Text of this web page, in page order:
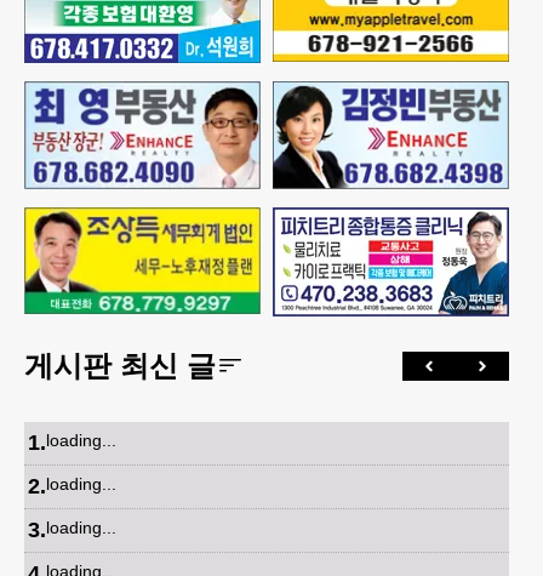
게시판 최신 글
1.loading...
2.loading...
3.loading...
loading...